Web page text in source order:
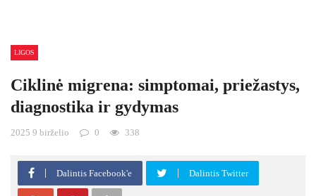
LIGOS
Ciklinė migrena: simptomai, priežastys,
diagnostika ir gydymas
2025 9 birželio 0 338
Dalintis Facebook'e Dalintis Twitter